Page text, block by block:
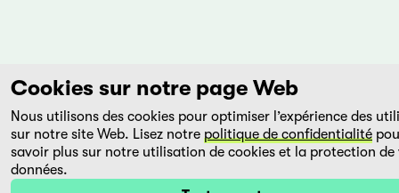
Cookies sur notre page Web
Nous utilisons des cookies pour optimiser l’expérience des
sur notre site Web. Lisez notre politique de confidentialité
savoir plus sur notre utilisation de cookies et la protection de
données.